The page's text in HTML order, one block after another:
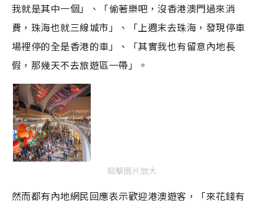
我就是其中一個」、「偷著樂吧，沒香港澳門過來消
費，珠海也就三線城市」、「上週末去珠海，發現停車
場裡停的全是香港的車」、「其實我也有留意內地長
假，那幾天不去旅遊區一帶」。
點擊圖片放大
然而都有內地網民回應表示歡迎港澳遊客，「來花錢有